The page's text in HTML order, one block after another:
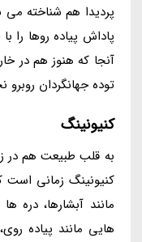
پاداش پیاده روها
آنجا که هنوز هم در
توده جهانگردان
کنیونینگ
به قلب طبیعت هم در
کنیونینگ زمانی
مانند آبشارها،
هایی مانند پیاده